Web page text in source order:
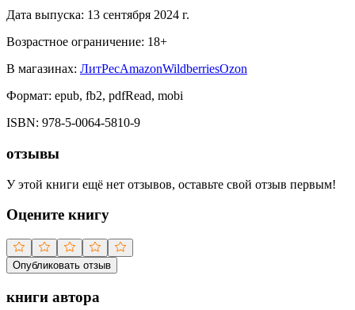
Дата выпуска: 13 сентября 2024 г.
Возрастное ограничение: 18+
В магазинах: ЛитРесAmazonWildberriesOzon
Формат: epub, fb2, pdfRead, mobi
ISBN: 978-5-0064-5810-9
отзывы
У этой книги ещё нет отзывов, оставьте свой отзыв первым!
Оцените книгу
Опубликовать отзыв
книги автора